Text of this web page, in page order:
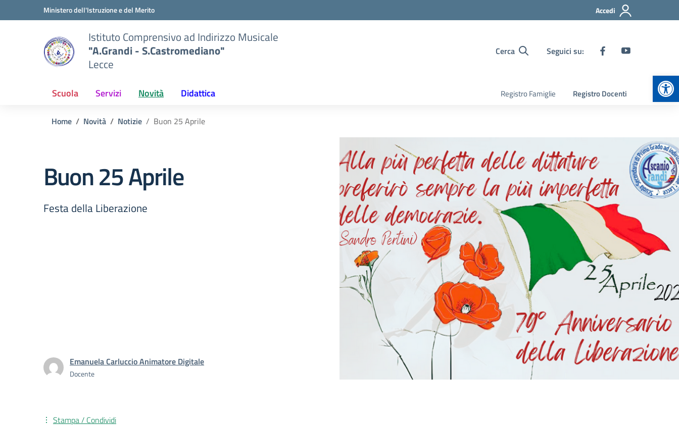
Vai ai contenuti
Vai al menu di navigazioneMinistero dell'Istruzione e del Merito Accedi
Istituto Comprensivo ad Indirizzo Musicale
"A.Grandi - S.Castromediano"
Lecce
Cerca Seguici su:
Scuola Servizi Novità Didattica Registro Famiglie Registro Docenti
Home Novità Notizie Buon 25 Aprile
Buon 25 Aprile
Festa della Liberazione
Emanuela Carluccio Animatore Digitale
Docente
Stampa / Condividi